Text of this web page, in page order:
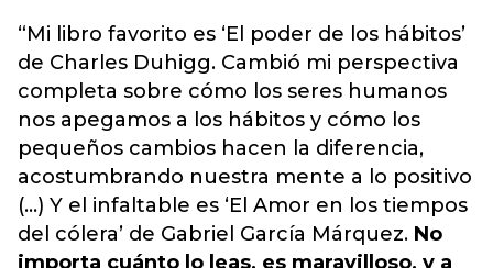
“Mi libro favorito es ‘El poder de los hábitos’
de Charles Duhigg. Cambió mi perspectiva
completa sobre cómo los seres humanos
nos apegamos a los hábitos y cómo los
pequeños cambios hacen la diferencia,
acostumbrando nuestra mente a lo positivo
(...) Y el infaltable es ‘El Amor en los tiempos
del cólera’ de Gabriel García Márquez. No
importa cuánto lo leas, es maravilloso, y a